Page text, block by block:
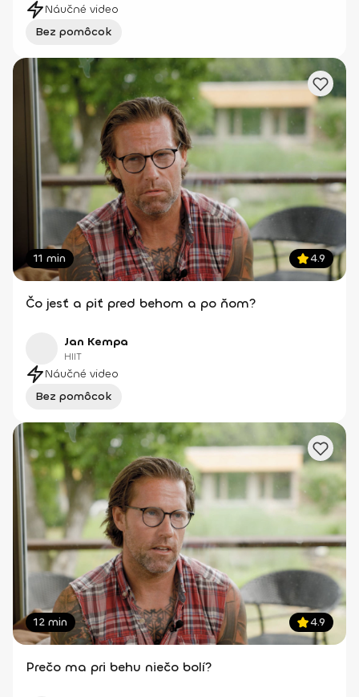
Náučné video
Bez pomôcok
11 min 4.9
Čo jesť a piť pred behom a po ňom?
Jan Kempa
HIIT
Náučné video
Bez pomôcok
12 min 4.9
Prečo ma pri behu niečo bolí?